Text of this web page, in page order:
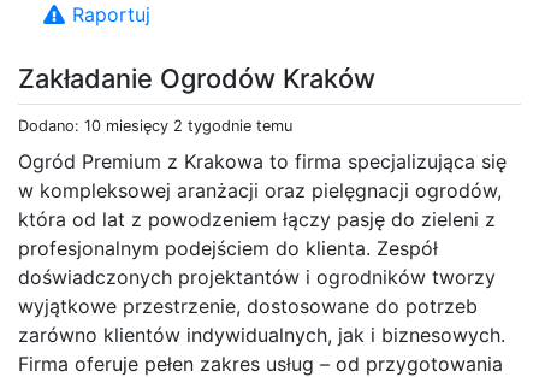
Zakładanie Ogrodów Kraków
Dodano: 10 miesięcy 2 tygodnie temu
Ogród Premium z Krakowa to firma specjalizująca się
w kompleksowej aranżacji oraz pielęgnacji ogrodów,
która od lat z powodzeniem łączy pasję do zieleni z
profesjonalnym podejściem do klienta. Zespół
doświadczonych projektantów i ogrodników tworzy
wyjątkowe przestrzenie, dostosowane do potrzeb
zarówno klientów indywidualnych, jak i biznesowych.
Firma oferuje pełen zakres usług – od przygotowania
Raportuj